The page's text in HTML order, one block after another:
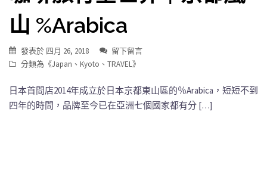
山 %Arabica
發表於 四月 26, 2018
留下留言
分類為《Japan 、 Kyoto 、 TRAVEL》
日本首間店2014年成立於日本京都東山區的％Arabica，短短不到
四年的時間，品牌至今已在亞洲七個國家都有分 […]